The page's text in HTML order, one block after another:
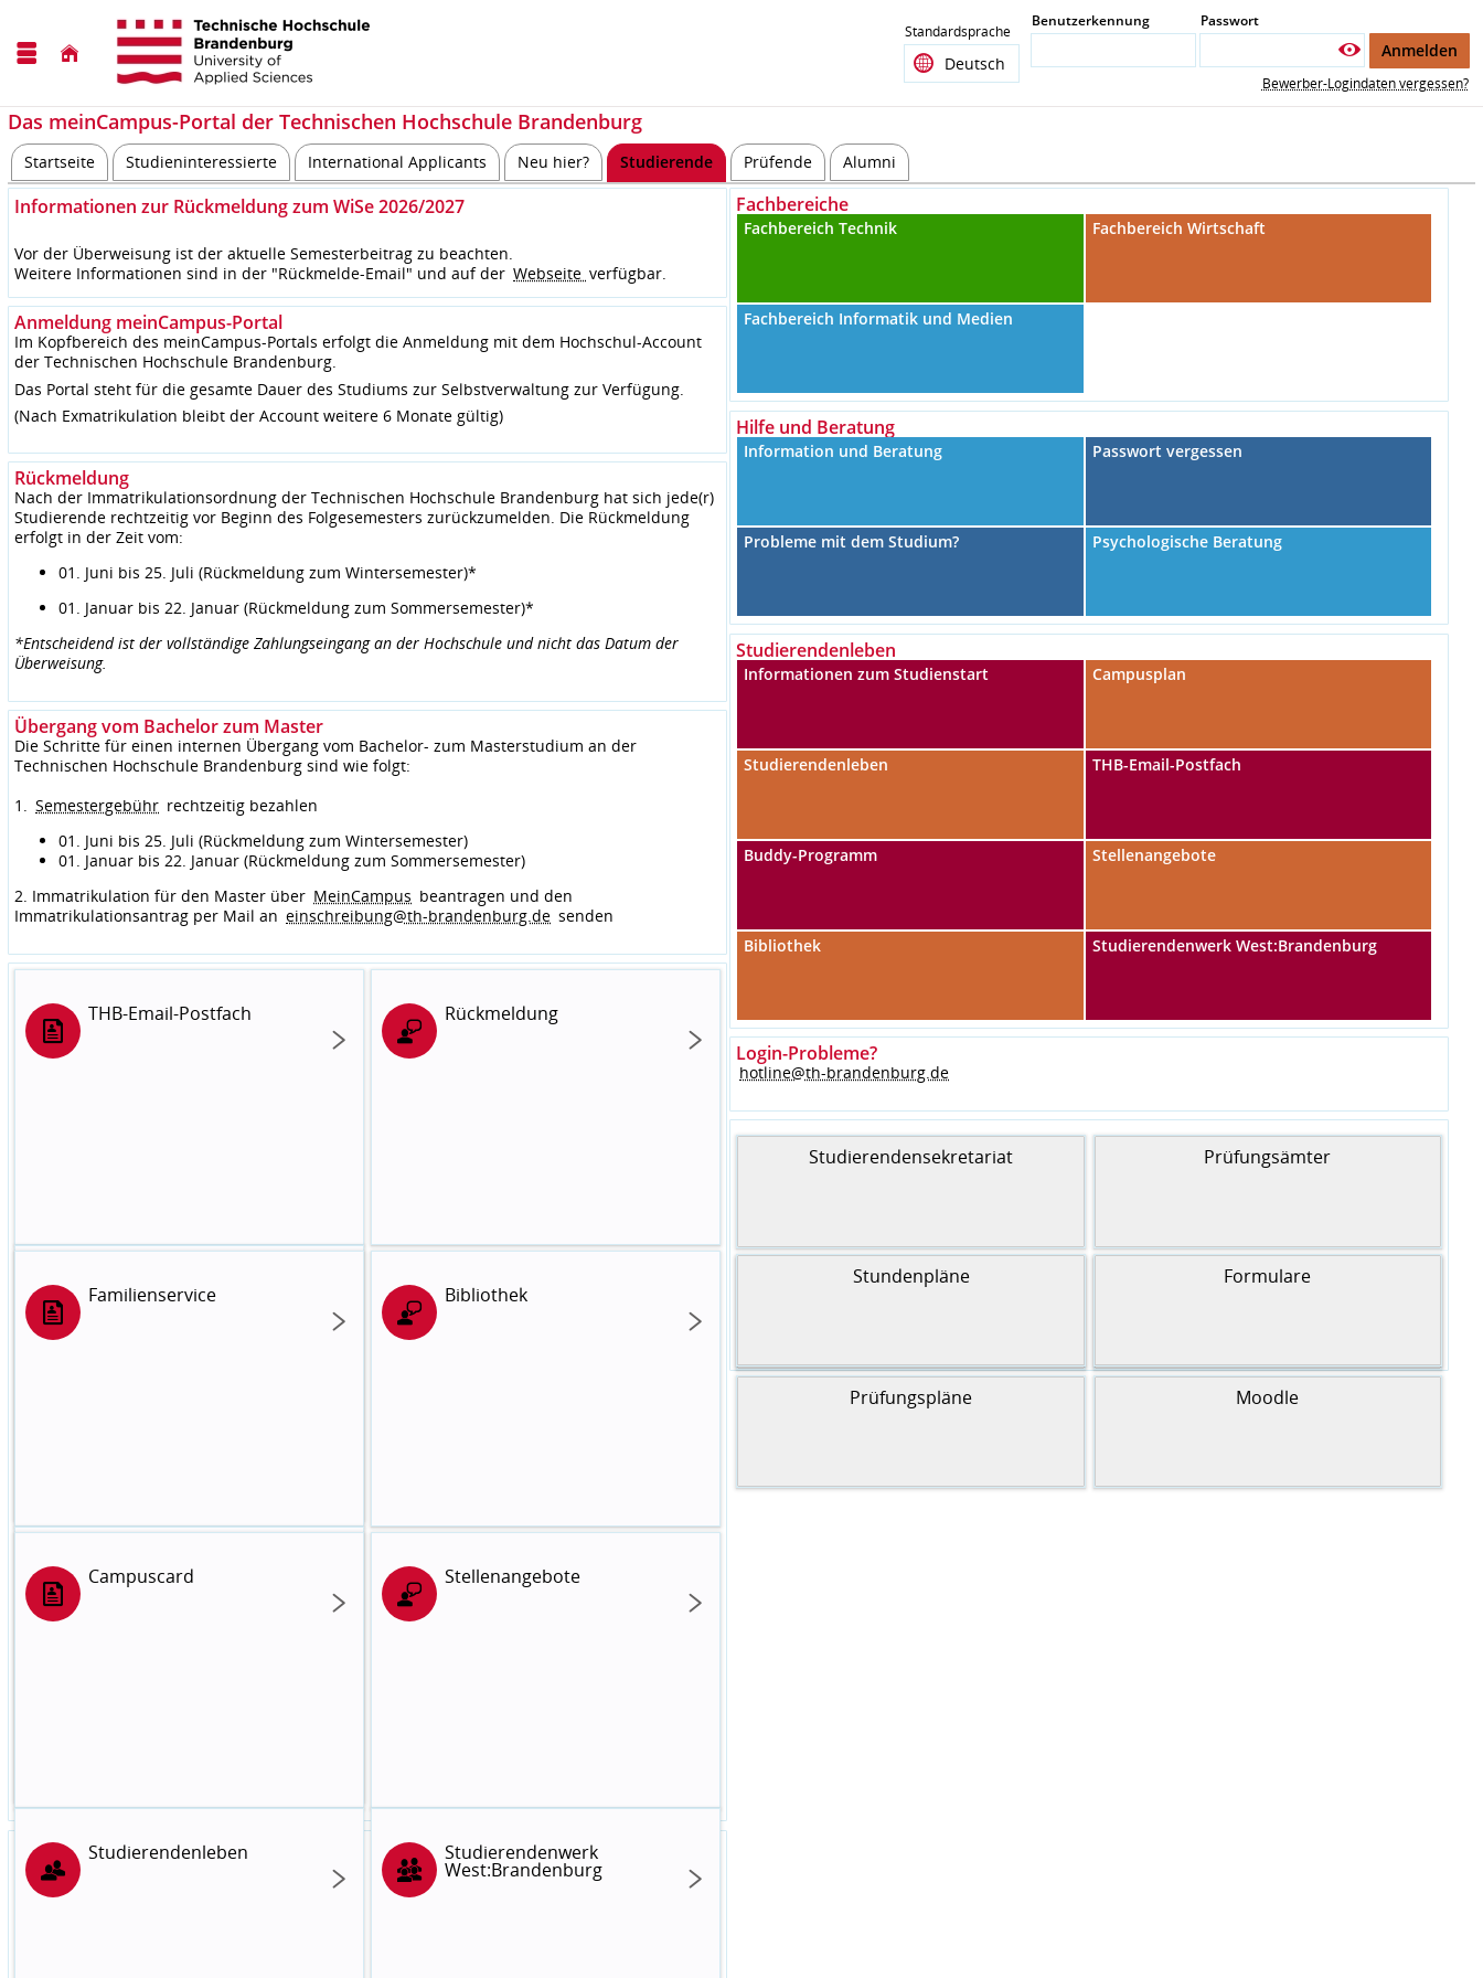
Standardsprache
Benutzerkennung Passwort
Anmelden
Bewerber-Logindaten vergessen?
Das meinCampus-Portal der Technischen Hochschule Brandenburg
Startseite Studieninteressierte International Applicants Neu hier? Studierende Prüfende Alumni
Informationen zur Rückmeldung zum WiSe 2026/2027
Vor der Überweisung ist der aktuelle Semesterbeitrag zu beachten.
Weitere Informationen sind in der "Rückmelde-Email" und auf der Webseite verfügbar.
Anmeldung meinCampus-Portal
Im Kopfbereich des meinCampus-Portals erfolgt die Anmeldung mit dem Hochschul-Account
der Technischen Hochschule Brandenburg.
Das Portal steht für die gesamte Dauer des Studiums zur Selbstverwaltung zur Verfügung.
(Nach Exmatrikulation bleibt der Account weitere 6 Monate gültig)
Rückmeldung
Nach der Immatrikulationsordnung der Technischen Hochschule Brandenburg hat sich jede(r)
Studierende rechtzeitig vor Beginn des Folgesemesters zurückzumelden. Die Rückmeldung
erfolgt in der Zeit vom:
01. Juni bis 25. Juli (Rückmeldung zum Wintersemester)*
01. Januar bis 22. Januar (Rückmeldung zum Sommersemester)*
*Entscheidend ist der vollständige Zahlungseingang an der Hochschule und nicht das Datum der
Überweisung.
Übergang vom Bachelor zum Master
Die Schritte für einen internen Übergang vom Bachelor- zum Masterstudium an der
Technischen Hochschule Brandenburg sind wie folgt:
1. Semestergebühr rechtzeitig bezahlen
01. Juni bis 25. Juli (Rückmeldung zum Wintersemester)
01. Januar bis 22. Januar (Rückmeldung zum Sommersemester)
2. Immatrikulation für den Master über MeinCampus beantragen und den
Immatrikulationsantrag per Mail an einschreibung@th-brandenburg.de senden
THB-Email-Postfach
Campuscard
Rückmeldung
Familienservice
Stellenangebote
Bibliothek
Campuscard
Studierendenleben
Stellenangebote
Studierendenwerk
West:Brandenburg
Fachbereiche
Fachbereich Technik Fachbereich Wirtschaft
Fachbereich Informatik und Medien
Hilfe und Beratung
Information und Beratung Passwort vergessen
Probleme mit dem Studium? Psychologische Beratung
Studierendenleben
Informationen zum Studienstart Campusplan
Studierendenleben THB-Email-Postfach
Buddy-Programm Stellenangebote
Bibliothek Studierendenwerk West:Brandenburg
Login-Probleme?
hotline@th-brandenburg.de
Studierendensekretariat
FAQs
Prüfungsämter
FAQs
Stundenpläne
Prüfungspläne
Formulare
Moodle